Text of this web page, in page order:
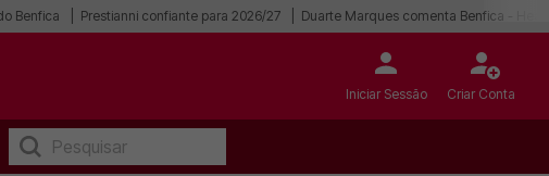
Benfica Prestianni confiante para 2026/27 Duarte Marques comenta Benfica -
Iniciar Sessão Criar Conta